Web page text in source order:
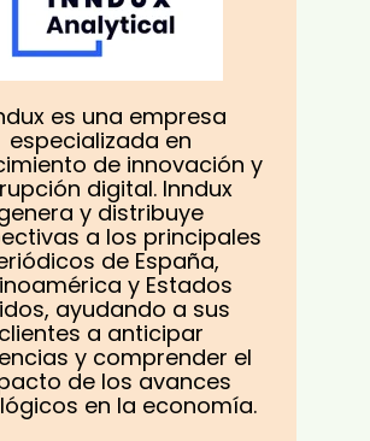
es una empresa
especializada en
de innovación y
digital. Inndux
y distribuye
a los principales
de España,
y Estados
ayudando a sus
clientes a anticipar
y comprender el
de los avances
en la economía.